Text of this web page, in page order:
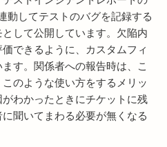
してテストのバグを記録する
して公開しています。欠陥内
できるように、カスタムフィ
す。関係者への報告時は、こ
のような使い方をするメリッ
わかったときにチケットに残
聞いてまわる必要が無くなる